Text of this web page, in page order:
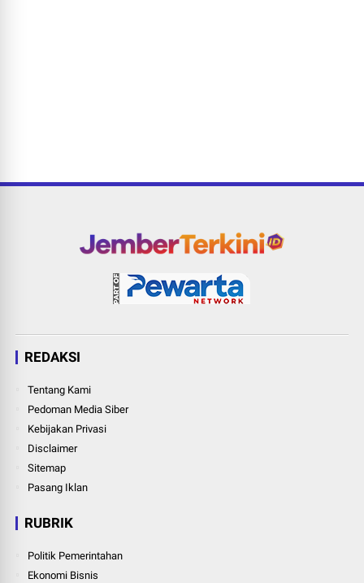
REDAKSI
Tentang Kami
Pedoman Media Siber
Kebijakan Privasi
Disclaimer
Sitemap
Pasang Iklan
RUBRIK
Politik Pemerintahan
Ekonomi Bisnis